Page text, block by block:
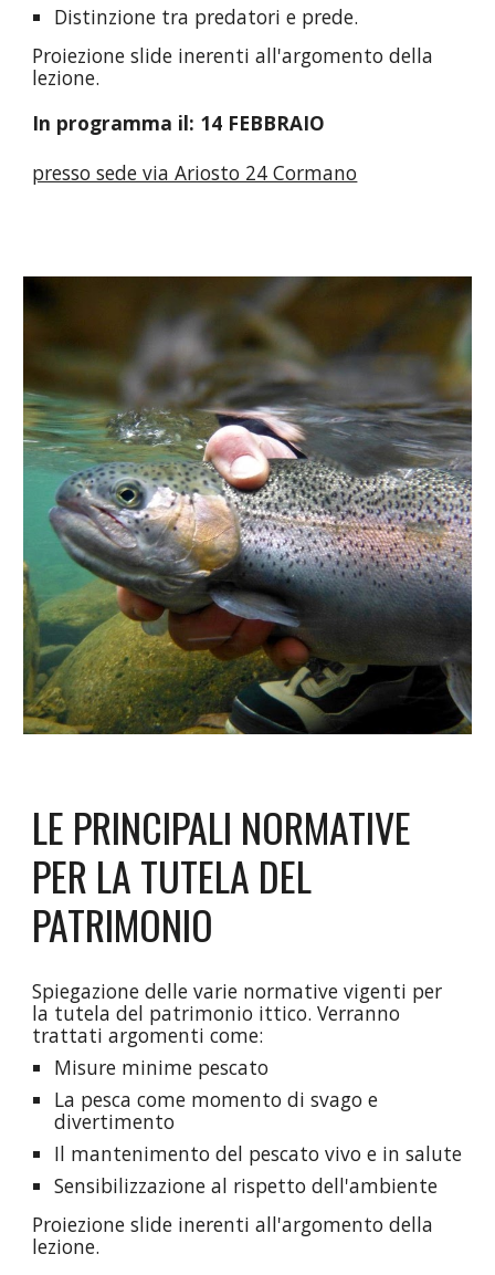
Distinzione tra predatori e prede.
Proiezione slide inerenti all'argomento della
lezione.
In programma il: 14 FEBBRAIO
presso sede via Ariosto 24 Cormano
LE PRINCIPALI NORMATIVE
PER LA TUTELA DEL
PATRIMONIO
Spiegazione delle varie normative vigenti per
la tutela del patrimonio ittico. Verranno
trattati argomenti come:
Misure minime pescato
La pesca come momento di svago e
divertimento
Il mantenimento del pescato vivo e in salute
Sensibilizzazione al rispetto dell'ambiente
Proiezione slide inerenti all'argomento della
lezione.